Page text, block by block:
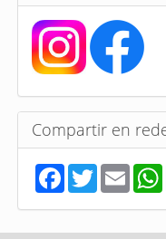
Compartir en
F
a
c
e
b
T
w
t
t
E
m
a
i
l
h
t